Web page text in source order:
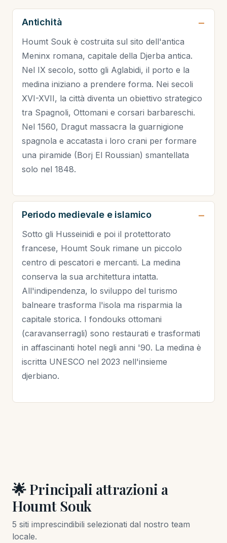
Antichità
Houmt Souk è costruita sul sito dell'antica
Meninx romana, capitale della Djerba antica.
Nel IX secolo, sotto gli Aglabidi, il porto e la
medina iniziano a prendere forma. Nei secoli
XVI-XVII, la città diventa un obiettivo strategico
tra Spagnoli, Ottomani e corsari barbareschi.
Nel 1560, Dragut massacra la guarnigione
spagnola e accatasta i loro crani per formare
una piramide (Borj El Roussian) smantellata
solo nel 1848.
Periodo medievale e islamico
Sotto gli Husseinidi e poi il protettorato
francese, Houmt Souk rimane un piccolo
centro di pescatori e mercanti. La medina
conserva la sua architettura intatta.
All'indipendenza, lo sviluppo del turismo
balneare trasforma l'isola ma risparmia la
capitale storica. I fondouks ottomani
(caravanserragli) sono restaurati e trasformati
in affascinanti hotel negli anni '90. La medina è
iscritta UNESCO nel 2023 nell'insieme
djerbiano.
🌟 Principali attrazioni a
Houmt Souk
5 siti imprescindibili selezionati dal nostro team
locale.